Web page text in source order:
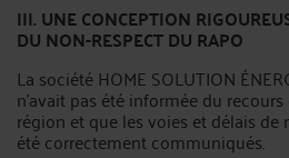
III. UNE CONCEPTION
DU NON-RESPECT DU RAPO
La société HOME SOLUTION
n'avait pas été informée du
région et que les voies et délais de
été correctement communiqués.